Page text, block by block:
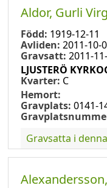
Aldor, Gurli
Född: 1919-12-11
Avliden: 2011-10-
Gravsatt: 2011-
LJUSTERÖ
Kvarter: C
Hemort:
Gravplats: 0141-
Gravsatta i